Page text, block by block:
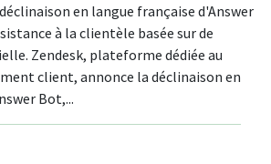
en langue française d'Answer
à la clientèle basée sur de
Zendesk, plateforme dédiée au
client, annonce la déclinaison en
Bot,...